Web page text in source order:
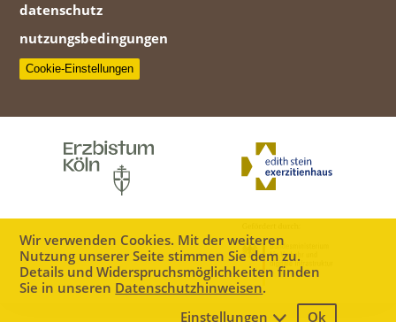
datenschutz
nutzungsbedingungen
Cookie-Einstellungen
Wir verwenden Cookies. Mit der weiteren
Nutzung unserer Seite stimmen Sie dem zu.
Details und Widerspruchsmöglichkeiten finden
Sie in unseren Datenschutzhinweisen.
Einstellungen
Ok